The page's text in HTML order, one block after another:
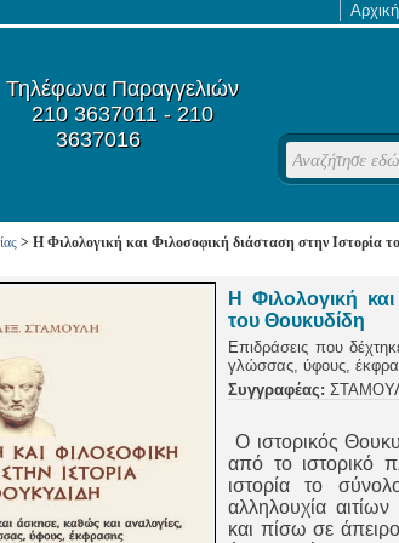
Αρχική
Τηλέφωνα Παραγγελιών
210 3637011 - 210
3637016
> Η Φιλολογική και Φιλοσοφική διάσταση στην Ιστορία
Η Φιλολογική
του Θουκυδίδη
Επιδράσεις που
γλώσσας, ύφους,
Συγγραφέας:
Ο ιστορικός
από το ιστορικό
ιστορία το
αλληλουχία
και πίσω σε